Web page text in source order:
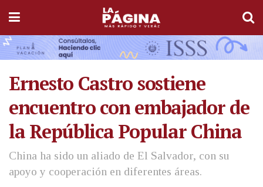
Ernesto Castro sostiene
encuentro con embajador de
la República Popular China
China ha sido un aliado de El Salvador, con su
apoyo y cooperación en diferentes áreas.